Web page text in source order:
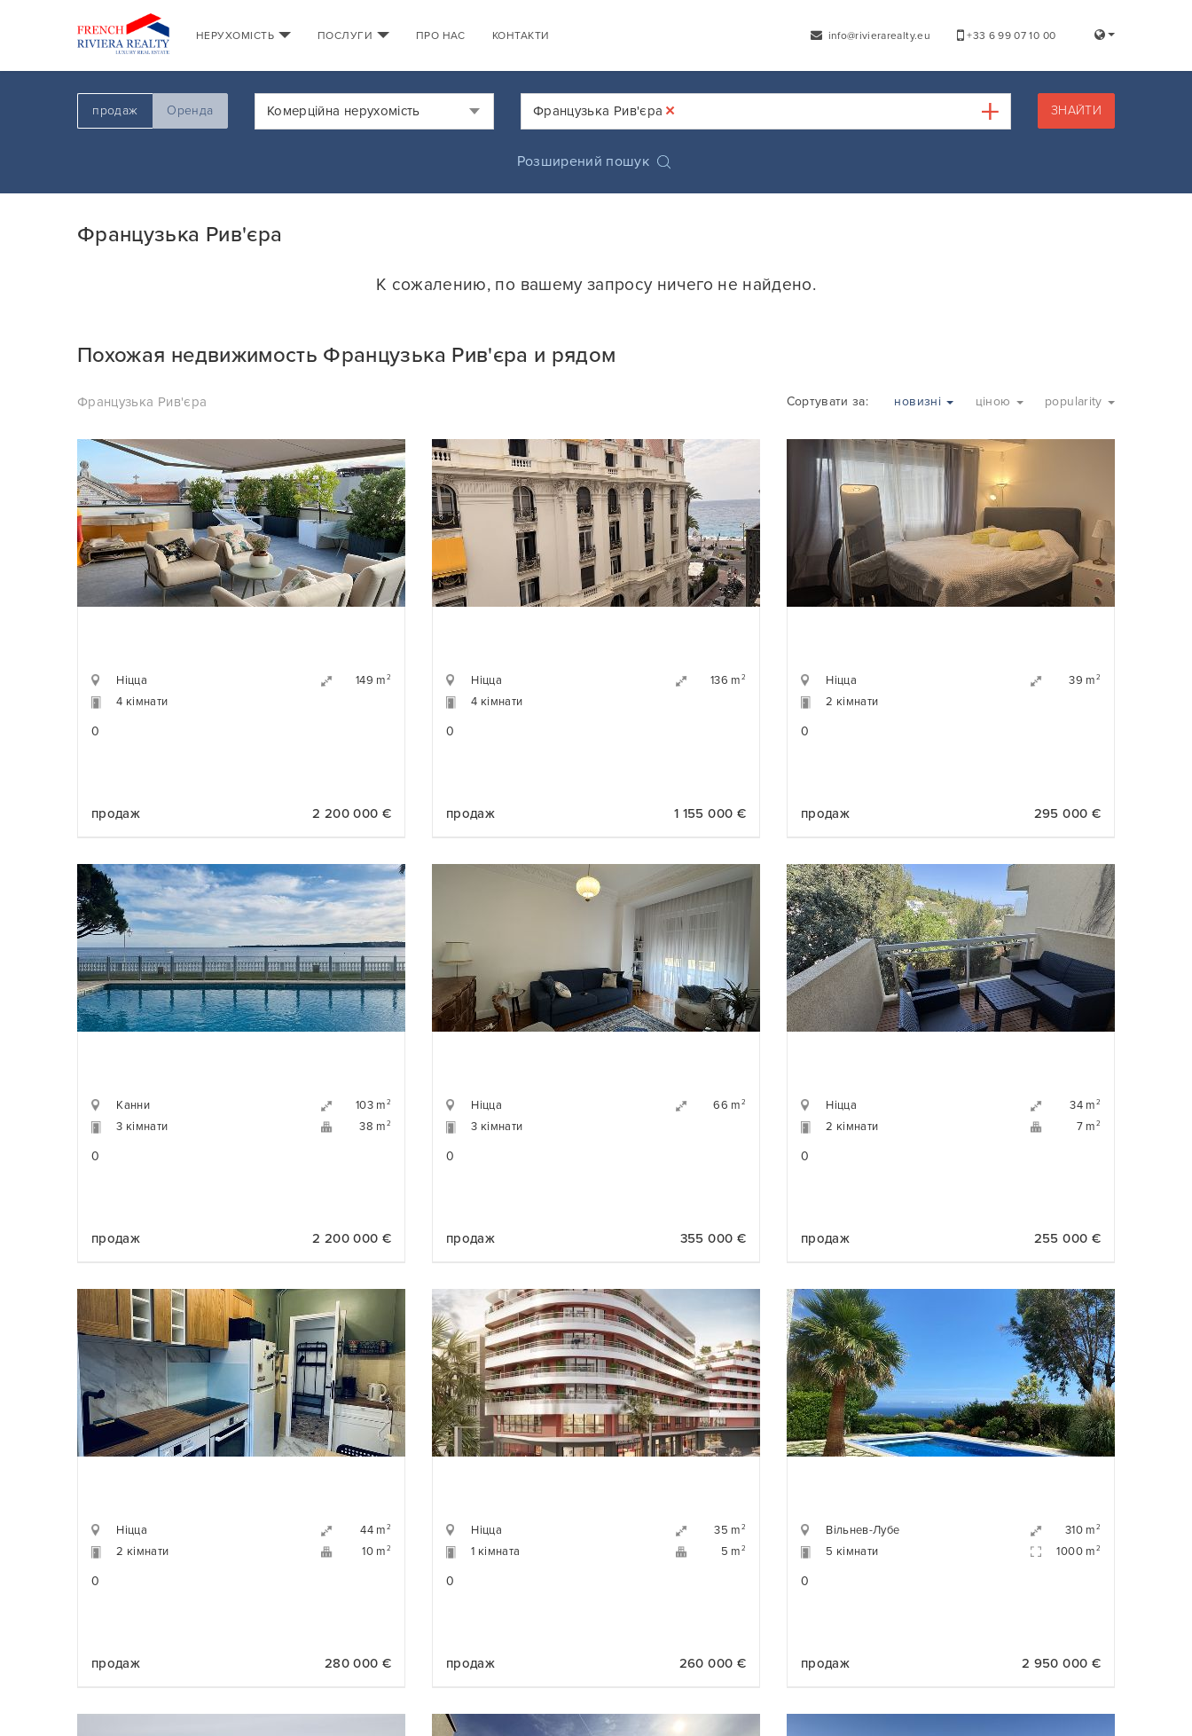
НЕРУХОМІСТЬ ПОСЛУГИ ПРО НАС КОНТАКТИ info@rivierarealty.eu +33 6 99 07 10 00
продаж Оренда Комерційна нерухомість ×
Французька Рив'єра ЗНАЙТИ
Розширений пошук
Французька Рив'єра
К сожалению, по вашему запросу ничего не найдено.
Похожая недвижимость Французька Рив'єра и рядом
Французька Рив'єра Сортувати за: новизні ціною popularity
Ніцца 149 m 2
4 кімнати
0
продаж 2 200 000 €
Ніцца 136 m 2
4 кімнати
0
продаж 1 155 000 €
Ніцца 39 m 2
2 кімнати
0
продаж 295 000 €
Канни 103 m 2
3 кімнати 38 m 2
0
продаж 2 200 000 €
Ніцца 66 m 2
3 кімнати
0
продаж 355 000 €
Ніцца 34 m 2
2 кімнати 7 m 2
0
продаж 255 000 €
Ніцца 44 m 2
2 кімнати 10 m 2
0
продаж 280 000 €
Ніцца 35 m 2
1 кімната 5 m 2
0
продаж 260 000 €
Вільнев-Лубе 310 m 2
5 кімнати 1000 m 2
0
продаж 2 950 000 €